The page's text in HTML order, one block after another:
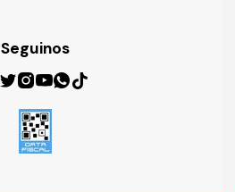
Seguinos